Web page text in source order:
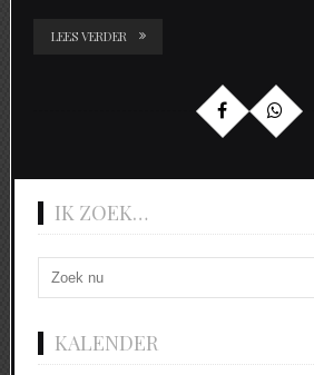
LEES VERDER
IK ZOEK…
KALENDER